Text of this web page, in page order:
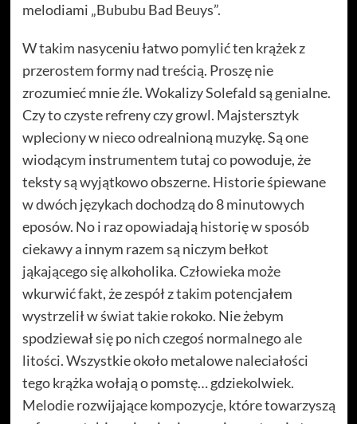
melodiami „Bububu Bad Beuys”.
W takim nasyceniu łatwo pomylić ten krążek z
przerostem formy nad treścią. Proszę nie
zrozumieć mnie źle. Wokalizy Solefald są genialne.
Czy to czyste refreny czy growl. Majstersztyk
wpleciony w nieco odrealnioną muzykę. Są one
wiodącym instrumentem tutaj co powoduje, że
teksty są wyjątkowo obszerne. Historie śpiewane
w dwóch językach dochodzą do 8 minutowych
eposów. No i raz opowiadają historię w sposób
ciekawy a innym razem są niczym bełkot
jąkającego się alkoholika. Człowieka może
wkurwić fakt, że zespół z takim potencjałem
wystrzelił w świat takie rokoko. Nie żebym
spodziewał się po nich czegoś normalnego ale
litości. Wszystkie około metalowe naleciałości
tego krążka wołają o pomstę… gdziekolwiek.
Melodie rozwijające kompozycje, które towarzyszą